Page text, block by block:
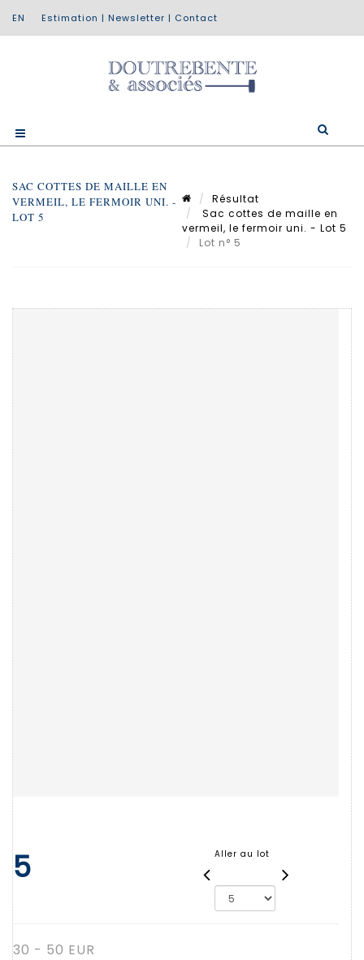
Estimation | Newsletter | Contact
SAC COTTES DE MAILLE EN
VERMEIL, LE FERMOIR UNI. -
LOT 5
Résultat
Sac cottes de maille en
vermeil, le fermoir uni. - Lot 5
Lot n° 5
5 Aller au lot
30 - 50 EUR